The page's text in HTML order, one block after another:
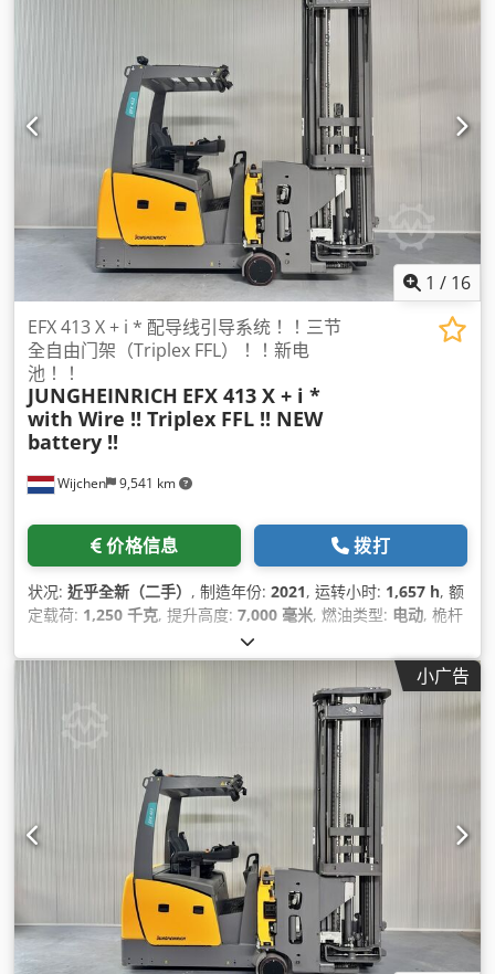
1 / 16
Wijchen 9,541 km
EFX 413 X + i * 配导线引导系统！！三节
全自由门架（Triplex FFL）！！新电
池！！
JUNGHEINRICH EFX 413 X + i *
with Wire !! Triplex FFL !! NEW
battery !!
价格信息 拨打
状况: 近乎全新（二手） , 制造年份: 2021, 运转小时: 1,657 h, 额
定载荷: 1,250 千克, 提升高度: 7,000 毫米, 燃油类型: 电动, 桅杆
, 建筑高度:
小广告